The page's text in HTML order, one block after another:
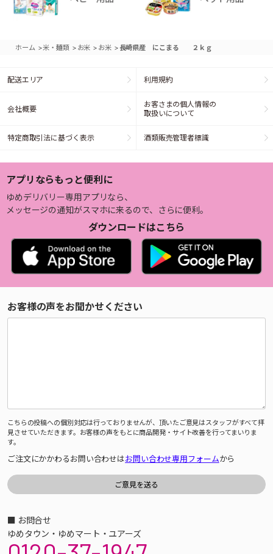
ホーム >米・麺類 > お米 > お米 >長崎県産 にこまる ２ｋｇ
配送エリア 利用規約
会社概要
お客さまの個人情報の
取扱いについて
特定商取引法に基づく表示 酒類販売管理者標識
アプリならもっと便利に
ゆめデリバリー専用アプリなら、
メッセージの通知がスマホに来るので、さらに便利。
ダウンロードはこちら
お客様の声をお聞かせください
こちらの投稿への個別対応は行っておりませんが、頂いたご意見はスタッフがすべて拝
見させていただきます。お客様の声をもとに商品開発・サイト改善を行ってまいりま
す。
ご注文にかかわるお問い合わせはお問い合わせ専用フォームから
■ お問合せ
ゆめタウン・ゆめマート・ユアーズ